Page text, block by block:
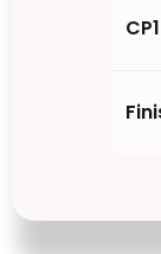
CP1